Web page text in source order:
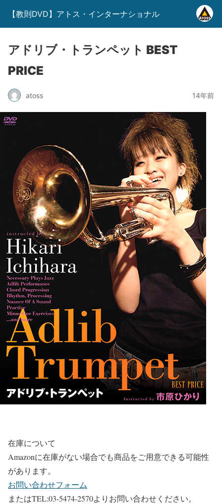
【教則DVD】アトス・インターナショナル
アドリブ・トランペット BEST
PRICE
atoss 14年前
在庫について
Amazonに在庫がない場合でも商品をご用意できる可能性
があります。
お問い合わせフォーム
またはTEL:03-5474-2570よりお問い合わせください。